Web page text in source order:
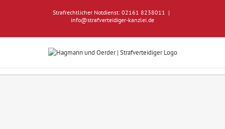
Strafrechtlicher Notdienst: 02161 8238011 |
info@strafverteidiger-kanzlei.de